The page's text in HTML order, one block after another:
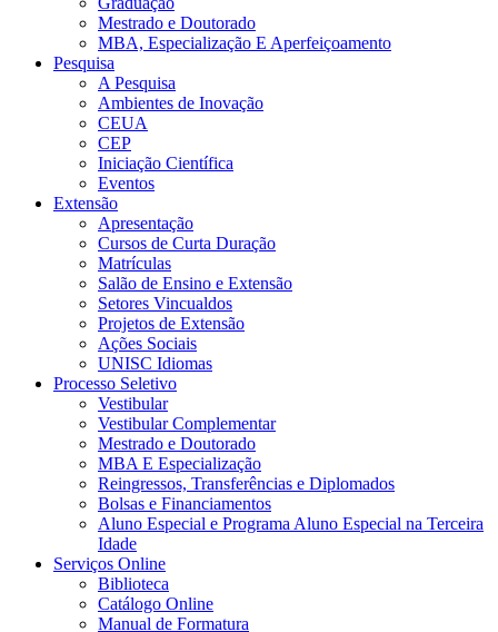
Mestrado e Doutorado
MBA, Especialização E Aperfeiçoamento
Pesquisa
A Pesquisa
Ambientes de Inovação
CEUA
CEP
Iniciação Científica
Eventos
Extensão
Apresentação
Cursos de Curta Duração
Matrículas
Salão de Ensino e Extensão
Setores Vincualdos
Projetos de Extensão
Ações Sociais
UNISC Idiomas
Processo Seletivo
Vestibular
Vestibular Complementar
Mestrado e Doutorado
MBA E Especialização
Reingressos, Transferências e Diplomados
Bolsas e Financiamentos
Aluno Especial e Programa Aluno Especial na Terceira
Idade
Serviços Online
Biblioteca
Catálogo Online
Manual de Formatura